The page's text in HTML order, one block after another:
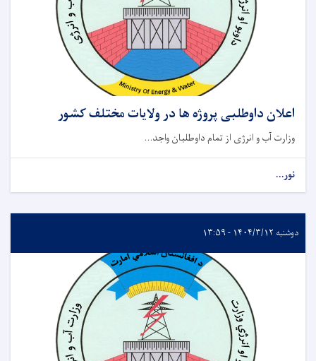
اعلان داوطلبی پروژه ها در ولایات مختلف کشور
وزارت آب و انرژی از تمام داوطلبان واجد...
نور...
دوشنبه ۱۴۰۴/۳/۱۲ - ۱۳:۵۹